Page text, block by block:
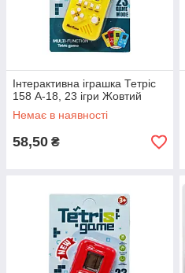
Інтерактивна іграшка Тетріс
158 A-18, 23 ігри Жовтий
Немає в наявності
58,50 ₴